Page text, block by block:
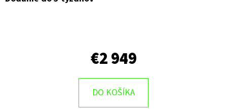
€2 949
DO KOŠÍKA